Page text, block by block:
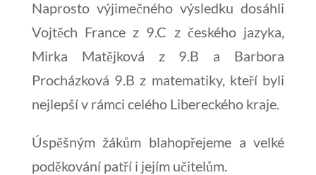
Naprosto výjimečného výsledku dosáhli
Vojtěch France z 9.C z českého jazyka,
Mirka Matějková z 9.B a Barbora
Procházková 9.B z matematiky, kteří byli
nejlepší v rámci celého Libereckého kraje.
Úspěšným žákům blahopřejeme a velké
poděkování patří i jejím učitelům.